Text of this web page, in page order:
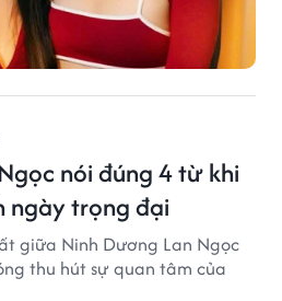
nói đúng 4 từ khi
ngày trọng đại
giữa Ninh Dương Lan Ngọc
thu hút sự quan tâm của